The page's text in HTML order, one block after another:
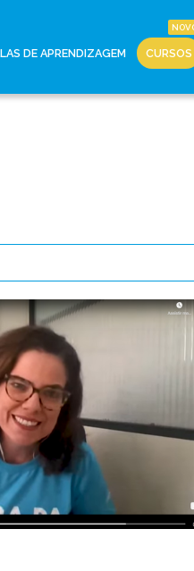
DE APRENDIZAGEM CURSOS